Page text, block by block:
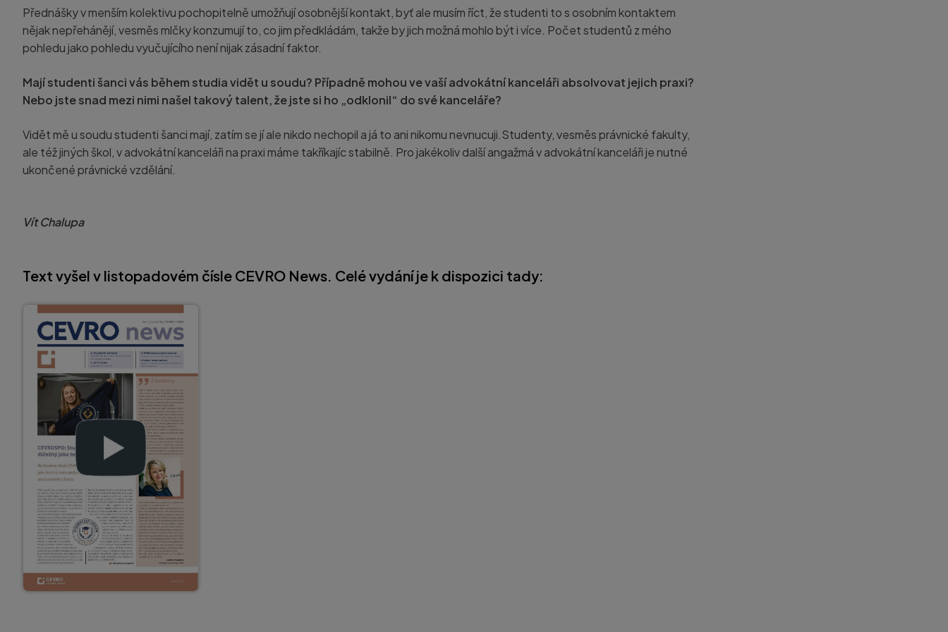
Přednášky v menším kolektivu pochopitelně umožňují osobnější kontakt, byť ale musím říct, že studenti to s osobním kontaktem
nějak nepřehánějí, vesměs mlčky konzumují to, co jim předkládám, takže by jich možná mohlo být i více. Počet studentů z mého
pohledu jako pohledu vyučujícího není nijak zásadní faktor.
Mají studenti šanci vás během studia vidět u soudu? Případně mohou ve vaší advokátní kanceláři absolvovat jejich praxi?
Nebo jste snad mezi nimi našel takový talent, že jste si ho „odklonil“ do své kanceláře?
Vidět mě u soudu studenti šanci mají, zatím se jí ale nikdo nechopil a já to ani nikomu nevnucuji.Studenty, vesměs právnické fakulty,
ale též jiných škol, v advokátní kanceláři na praxi máme takříkajíc stabilně. Pro jakékoliv další angažmá v advokátní kanceláři je nutné
ukončené právnické vzdělání.
Vít Chalupa
Text vyšel v listopadovém čísle CEVRO News. Celé vydání je k dispozici tady: